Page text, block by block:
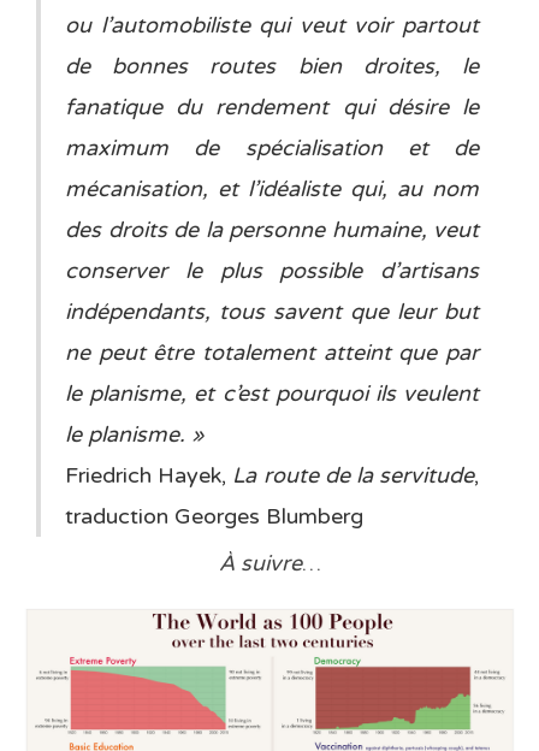
ou l’automobiliste qui veut voir partout
de bonnes routes bien droites, le
fanatique du rendement qui désire le
maximum de spécialisation et de
mécanisation, et l’idéaliste qui, au nom
des droits de la personne humaine, veut
conserver le plus possible d’artisans
indépendants, tous savent que leur but
ne peut être totalement atteint que par
le planisme, et c’est pourquoi ils veulent
le planisme. »
Friedrich Hayek, La route de la servitude,
traduction Georges Blumberg
À suivre…